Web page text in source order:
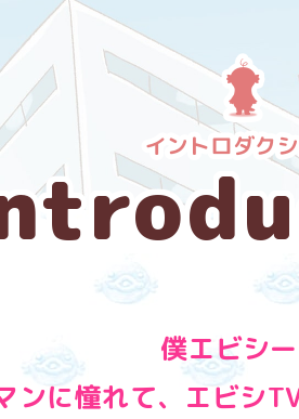
僕エビシー
ンに憧れて、 エビシ